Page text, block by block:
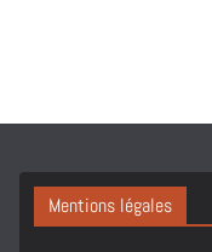
Mentions légales